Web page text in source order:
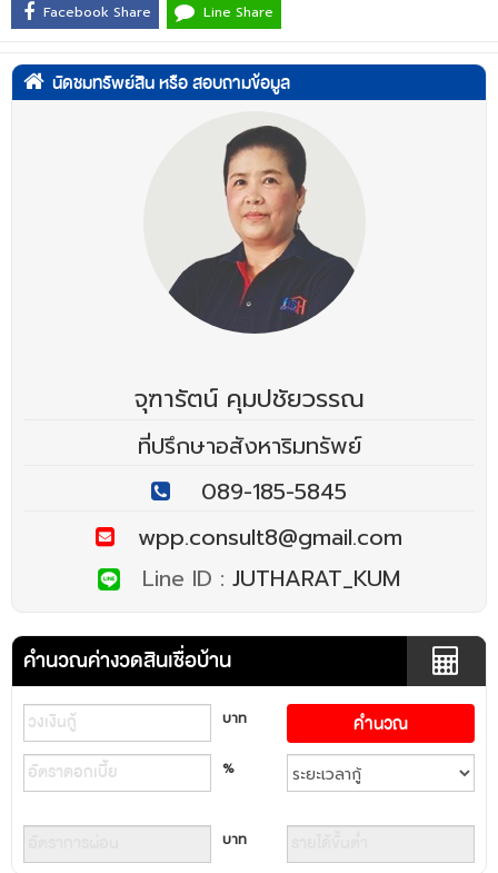
Facebook Share Line Share
นัดชมทรัพย์สิน หรือ สอบถามข้อมูล
จุฑารัตน์ คุมปชัยวรรณ
ที่ปรึกษาอสังหาริมทรัพย์
089-185-5845
wpp.consult8@gmail.com
Line ID : JUTHARAT_KUM
คำนวณค่างวดสินเชื่อบ้าน
บาท
%
บาท